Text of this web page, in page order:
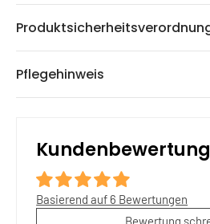
Pflegehinweis
Basierend auf 6 Bewertungen
Bewertung